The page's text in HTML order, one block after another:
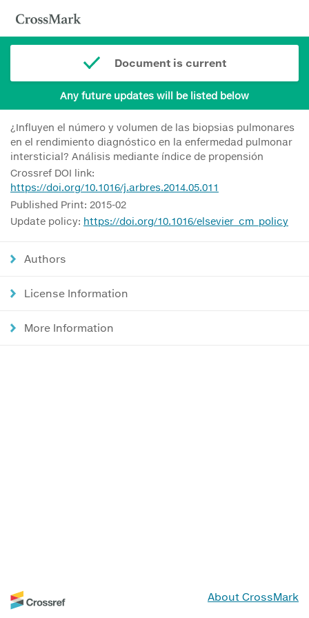
Document is current
Any future updates will be listed below
¿Influyen el número y volumen de las biopsias pulmonares
en el rendimiento diagnóstico en la enfermedad pulmonar
intersticial? Análisis mediante índice de propensión
Crossref DOI link:
https://doi.org/10.1016/j.arbres.2014.05.011
Published Print: 2015-02
Update policy: https://doi.org/10.1016/elsevier_cm_policy
Authors
License Information
More Information
About CrossMark